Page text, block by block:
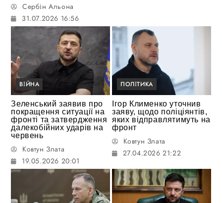
Сербін Альона
31.07.2026 16:56
ВІЙНА
Зеленський заявив про
покращення ситуації на
фронті та затвердження
далекобійних ударів на
червень
Ковтун Злата
19.05.2026 20:01
ПОЛІТИКА
Ігор Клименко уточнив
заяву, щодо поліціянтів,
яких відправлятимуть на
фронт
Ковтун Злата
27.04.2026 21:22